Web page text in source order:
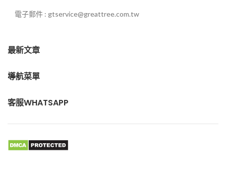
電子郵件 : gtservice@greattree.com.tw
最新文章
導航菜單
客服WHATSAPP